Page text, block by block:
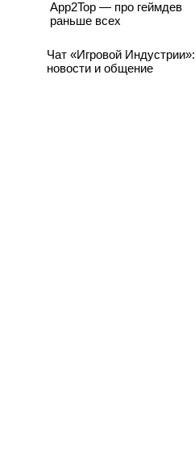
App2Top — про геймдев
раньше всех
Чат «Игровой Индустрии»:
новости и общение